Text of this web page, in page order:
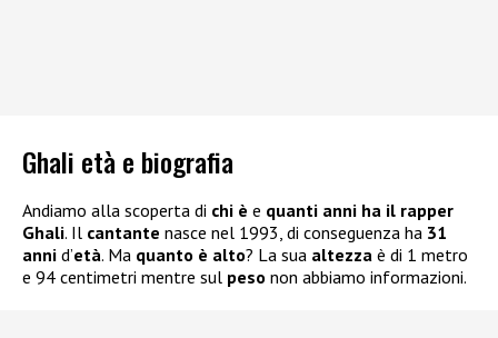
Ghali età e biografia
Andiamo alla scoperta di chi è e quanti anni ha il rapper
Ghali. Il cantante nasce nel 1993, di conseguenza ha 31
anni d’età. Ma quanto è alto? La sua altezza è di 1 metro
e 94 centimetri mentre sul peso non abbiamo informazioni.